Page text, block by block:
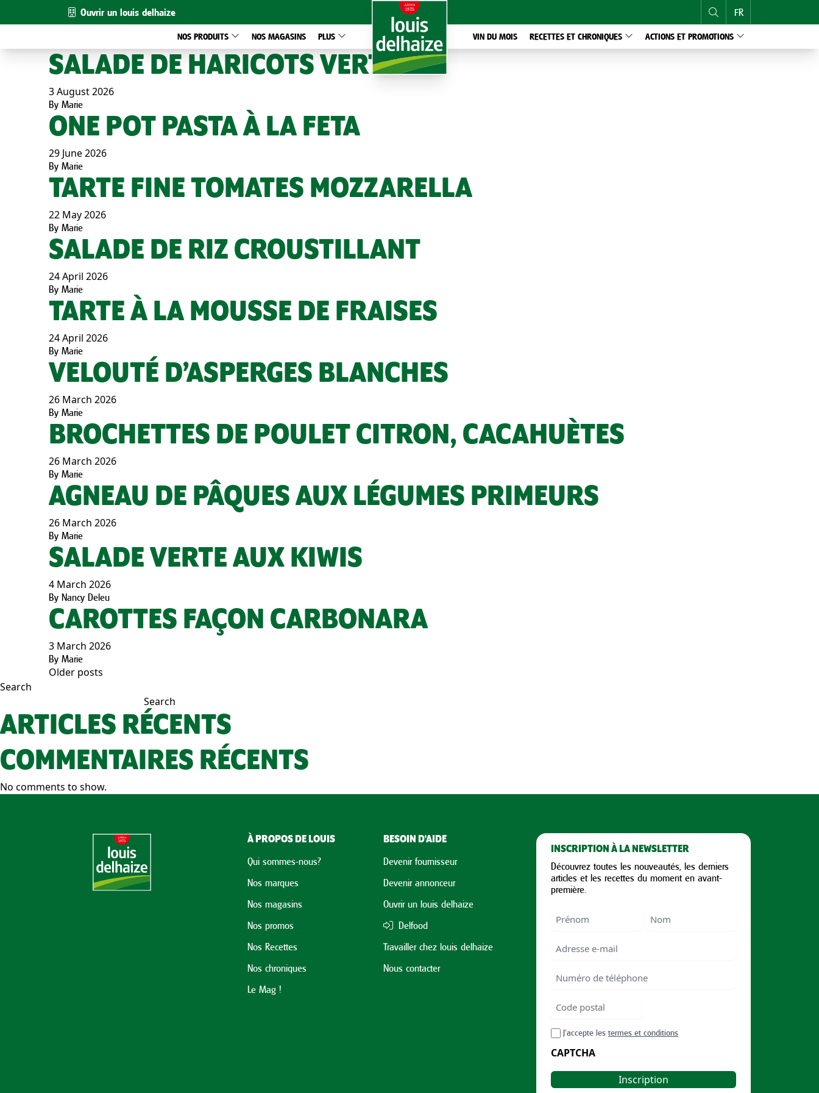
Ouvrir un louis delhaize FR
NOS PRODUITS NOS MAGASINS PLUS VIN DU MOIS RECETTES ET CHRONIQUES ACTIONS ET PROMOTIONS
SALADE DE HARICOTS VERTS
3 August 2026
By Marie
ONE POT PASTA À LA FETA
29 June 2026
By Marie
TARTE FINE TOMATES MOZZARELLA
22 May 2026
By Marie
SALADE DE RIZ CROUSTILLANT
24 April 2026
By Marie
TARTE À LA MOUSSE DE FRAISES
24 April 2026
By Marie
VELOUTÉ D’ASPERGES BLANCHES
26 March 2026
By Marie
BROCHETTES DE POULET CITRON, CACAHUÈTES
26 March 2026
By Marie
AGNEAU DE PÂQUES AUX LÉGUMES PRIMEURS
26 March 2026
By Marie
SALADE VERTE AUX KIWIS
4 March 2026
By Nancy Deleu
CAROTTES FAÇON CARBONARA
3 March 2026
By Marie
POSTS
NAVIGATION
Older posts
Search
Search
ARTICLES RÉCENTS
COMMENTAIRES RÉCENTS
No comments to show.
À PROPOS DE LOUIS
Qui sommes-nous?
Nos marques
Nos magasins
Nos promos
Nos Recettes
Nos chroniques
Le Mag !
BESOIN D'AIDE
Devenir fournisseur
Devenir annonceur
Ouvrir un louis delhaize
Delfood
Travailler chez louis delhaize
Nous contacter
INSCRIPTION À LA NEWSLETTER
Découvrez toutes les nouveautés, les derniers
articles et les recettes du moment en avant-
première.
Nom
Email
Numéro
téléphone
Code
postal
Code
postal
RGPDJ’accepte les termes et conditions
CAPTCHA